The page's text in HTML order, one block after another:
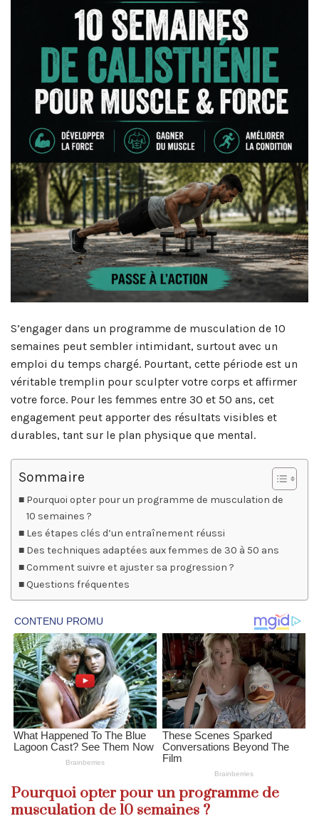
S’engager dans un programme de musculation de 10
semaines peut sembler intimidant, surtout avec un
emploi du temps chargé. Pourtant, cette période est un
véritable tremplin pour sculpter votre corps et affirmer
votre force. Pour les femmes entre 30 et 50 ans, cet
engagement peut apporter des résultats visibles et
durables, tant sur le plan physique que mental.
Sommaire
Pourquoi opter pour un programme de musculation de
10 semaines ?
Les étapes clés d’un entraînement réussi
Des techniques adaptées aux femmes de 30 à 50 ans
Comment suivre et ajuster sa progression ?
Questions fréquentes
Pourquoi opter pour un programme de
musculation de 10 semaines ?